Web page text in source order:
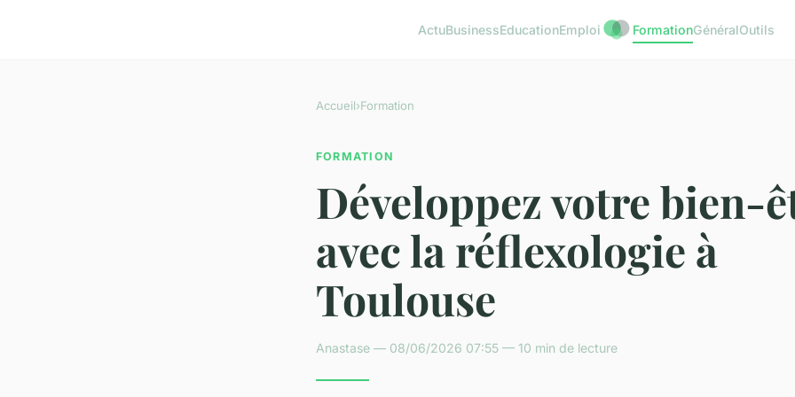
ActuBusinessEducationEmploi FormationGénéralOutils
Accueil›Formation
FORMATION
Développez votre bien-
avec la réflexologie à
Toulouse
Anastase — 08/06/2026 07:55 — 10 min de lecture